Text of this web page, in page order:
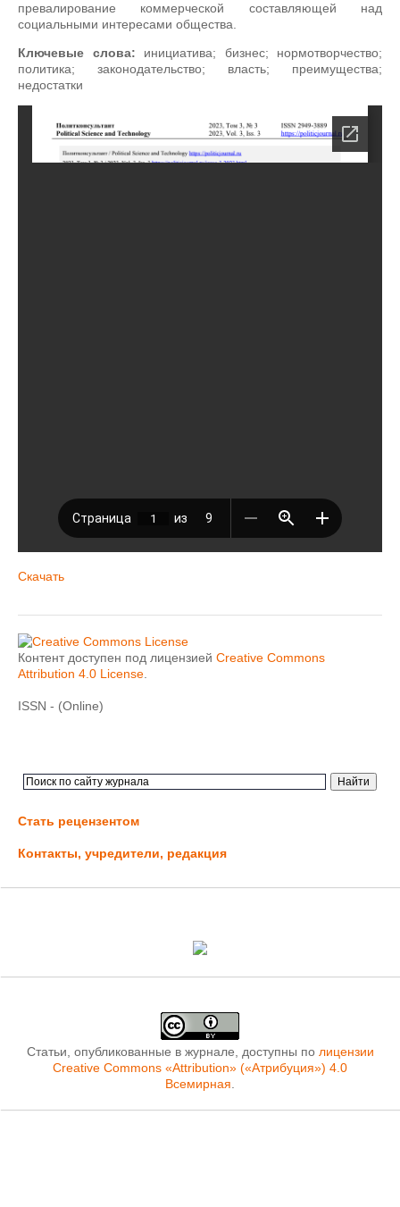
превалирование коммерческой составляющей над
социальными интересами общества.
Ключевые слова: инициатива; бизнес; нормотворчество;
политика; законодательство; власть; преимущества;
недостатки
Скачать
Контент доступен под лицензией Creative Commons
Attribution 4.0 License
ISSN - (Online)
Стать рецензентом
Контакты, учредители, редакция
Статьи, опубликованные в журнале, доступны по лицензии
Creative Commons «Attribution» («Атрибуция») 4.0
Всемирная